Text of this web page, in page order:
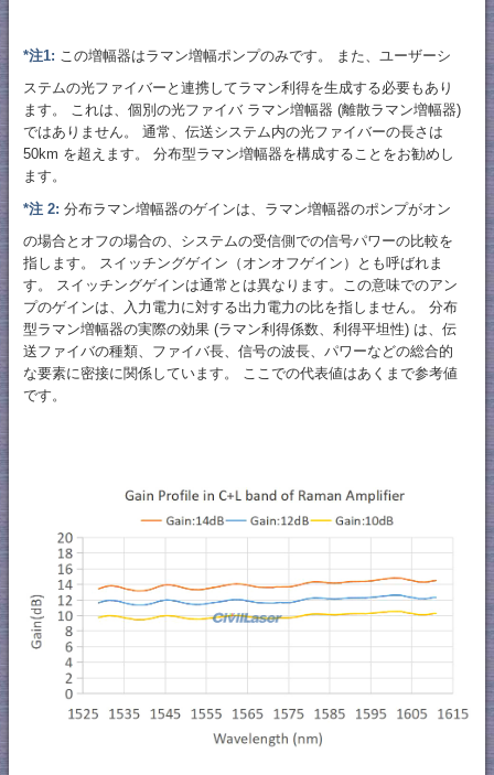
*注1: この増幅器はラマン増幅ポンプのみです。 また、ユーザーシ
ステムの光ファイバーと連携してラマン利得を生成する必要もあり
ます。 これは、個別の光ファイバ ラマン増幅器 (離散ラマン増幅器)
ではありません。 通常、伝送システム内の光ファイバーの長さは
50km を超えます。 分布型ラマン増幅器を構成することをお勧めし
ます。
*注 2: 分布ラマン増幅器のゲインは、ラマン増幅器のポンプがオン
の場合とオフの場合の、システムの受信側での信号パワーの比較を
指します。 スイッチングゲイン（オンオフゲイン）とも呼ばれま
す。 スイッチングゲインは通常とは異なります。この意味でのアン
プのゲインは、入力電力に対する出力電力の比を指しません。 分布
型ラマン増幅器の実際の効果 (ラマン利得係数、利得平坦性) は、伝
送ファイバの種類、ファイバ長、信号の波長、パワーなどの総合的
な要素に密接に関係しています。 ここでの代表値はあくまで参考値
です。